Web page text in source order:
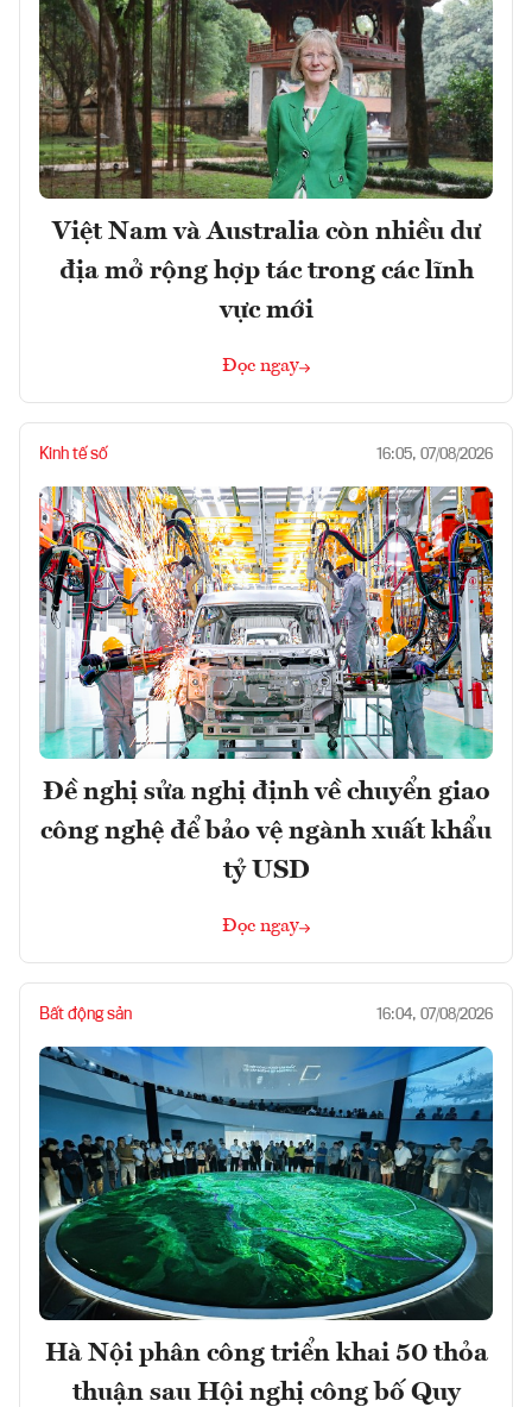
Việt Nam và Australia còn nhiều dư
địa mở rộng hợp tác trong các lĩnh
vực mới
Đọc ngay
Kinh tế số 16:05, 07/08/2026
Đề nghị sửa nghị định về chuyển giao
công nghệ để bảo vệ ngành xuất khẩu
tỷ USD
Đọc ngay
Bất động sản 16:04, 07/08/2026
Hà Nội phân công triển khai 50 thỏa
thuận sau Hội nghị công bố Quy